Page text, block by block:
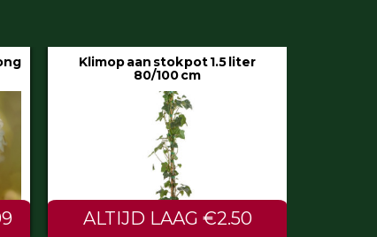
Hedera helix ‘Hibernica’ pot 9 cm
€0.60